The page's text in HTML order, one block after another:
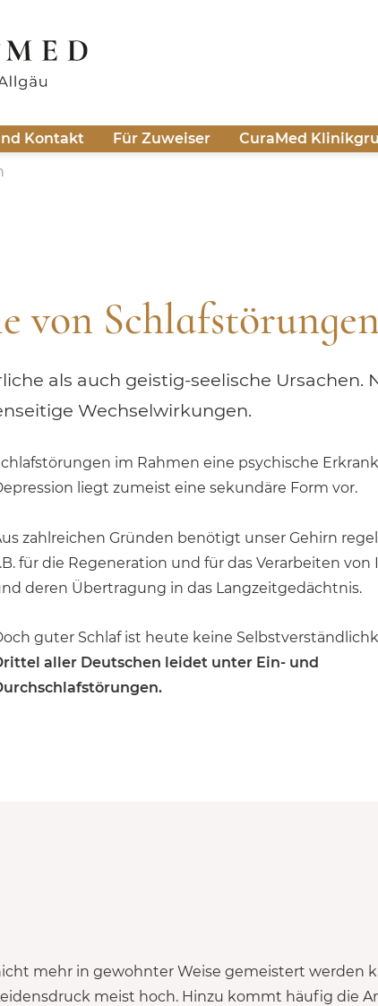
Kontakt Für Zuweiser CuraMed
von Schlafstörungen
als auch geistig-seelische Ursachen.
Wechselwirkungen.
liegt zumeist eine sekundäre Form vor.
zahlreichen Gründen benötigt unser Gehirn
für die Regeneration und für das Verarbeiten
deren Übertragung in das Langzeitgedächtnis.
guter Schlaf ist heute keine
aller Deutschen leidet unter Ein- und
mehr in gewohnter Weise gemeistert werden
meist hoch. Hinzu kommt häufig die